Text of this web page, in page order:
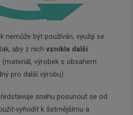
nemůže být používán, využijí se
aby z nich vznikla další
výrobek s obsahem
pro další výrobu).
snahu posunout se od
vyhodit k šetrnějšímu a